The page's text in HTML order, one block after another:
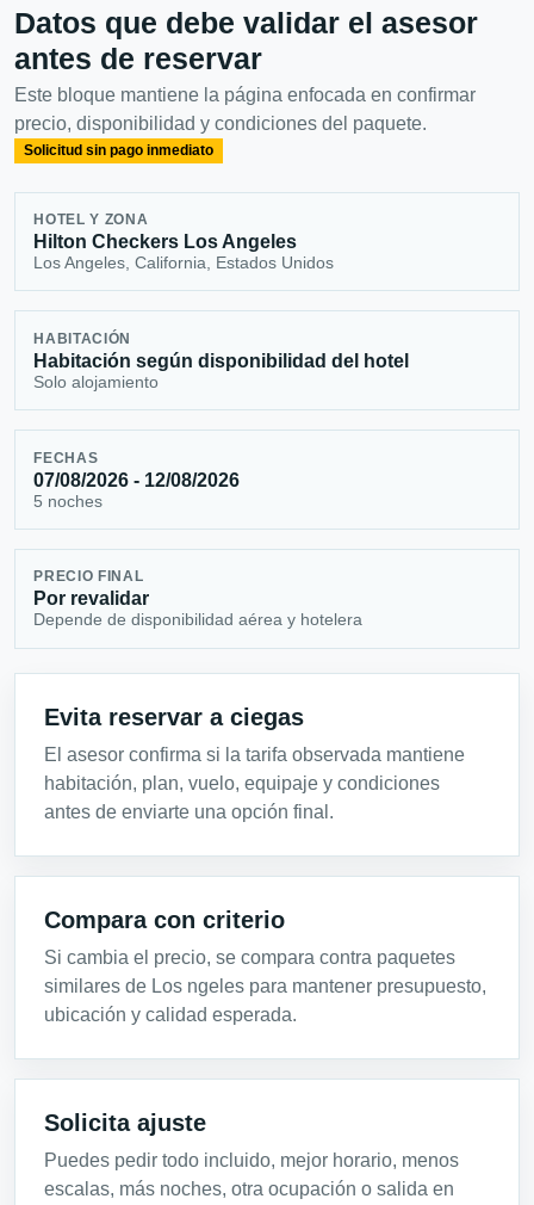
Datos que debe validar el asesor
antes de reservar
Este bloque mantiene la página enfocada en confirmar
precio, disponibilidad y condiciones del paquete.
Solicitud sin pago inmediato
HOTEL Y ZONA
Hilton Checkers Los Angeles
Los Angeles, California, Estados Unidos
HABITACIÓN
Habitación según disponibilidad del hotel
Solo alojamiento
FECHAS
07/08/2026 - 12/08/2026
5 noches
PRECIO FINAL
Por revalidar
Depende de disponibilidad aérea y hotelera
Evita reservar a ciegas
El asesor confirma si la tarifa observada mantiene
habitación, plan, vuelo, equipaje y condiciones
antes de enviarte una opción final.
Compara con criterio
Si cambia el precio, se compara contra paquetes
similares de Los ngeles para mantener presupuesto,
ubicación y calidad esperada.
Solicita ajuste
Puedes pedir todo incluido, mejor horario, menos
escalas, más noches, otra ocupación o salida en